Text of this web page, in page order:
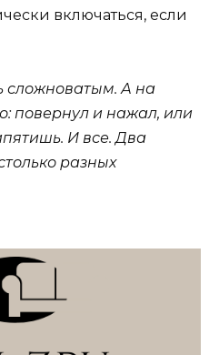
включаться, если
сложноватым. А на
повернул и нажал, или
И все. Два
разных